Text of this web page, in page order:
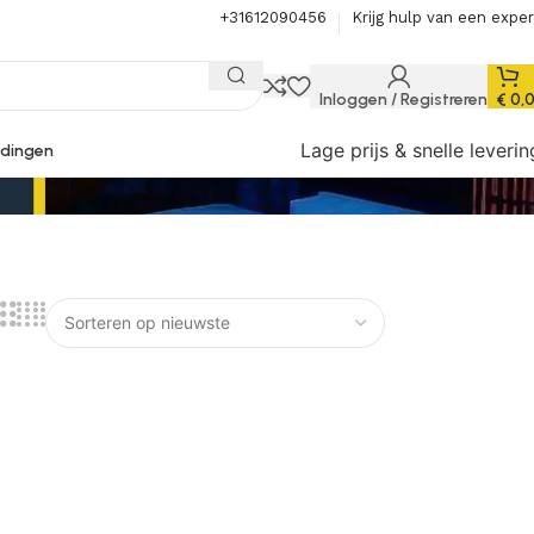
+31612090456 Krijg hulp van een
Inloggen / Registreren €
Lage prijs & snelle